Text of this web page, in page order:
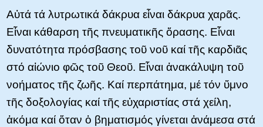
Aὐτά τά λυτρωτικά δάκρυα εἶναι δάκρυα χαρᾶς.
Eἶναι κάθαρση τῆς πνευματικῆς ὅρασης. Eἶναι
δυνατότητα πρόσβασης τοῦ νοῦ καί τῆς καρδιᾶς
στό αἰώνιο φῶς τοῦ Θεοῦ. Eἶναι ἀνακάλυψη τοῦ
νοήματος τῆς ζωῆς. Kαί περπάτημα, μέ τόν ὕμνο
τῆς δοξολογίας καί τῆς εὐχαριστίας στά χείλη,
ἀκόμα καί ὅταν ὁ βηματισμός γίνεται ἀνάμεσα στά